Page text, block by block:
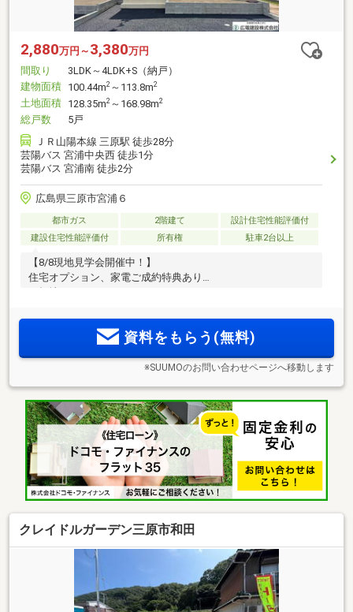
2,880万円～ 3,380万円
間取り
3LDK～4LDK+S（納戸）
建物面積 100.44m2 ～113.8m2
土地面積 128.35m2 ～168.98m2
総戸数
5戸
ＪＲ山陽本線 三原駅 徒歩28分
芸陽バス 宮浦中央西 徒歩1分
芸陽バス 宮浦南 徒歩2分
広島県三原市宮浦６
都市ガス 2階建て
設計住宅性能評価付
建設住宅性能評価付
所有権 駐車2台以上
【8/8現地見学会開催中！】
住宅オプション、家電ご成約特典あり
平坦地
資料をもらう(無料)
※SUUMOのお問い合わせページへ移動します
クレイドルガーデン三原市和田